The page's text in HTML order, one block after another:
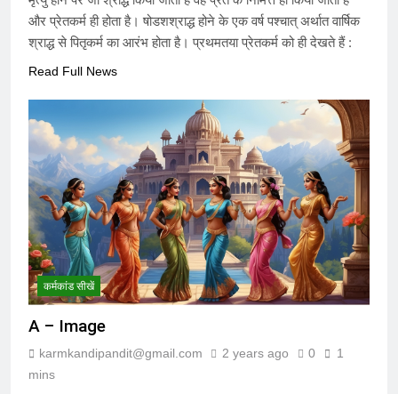
और प्रेतकर्म ही होता है। षोडशश्राद्ध होने के एक वर्ष पश्चात् अर्थात वार्षिक
श्राद्ध से पितृकर्म का आरंभ होता है। प्रथमतया प्रेतकर्म को ही देखते हैं :
Read Full News
कर्मकांड सीखें
A – Image
karmkandipandit@gmail.com 2 years ago 0
1
mins